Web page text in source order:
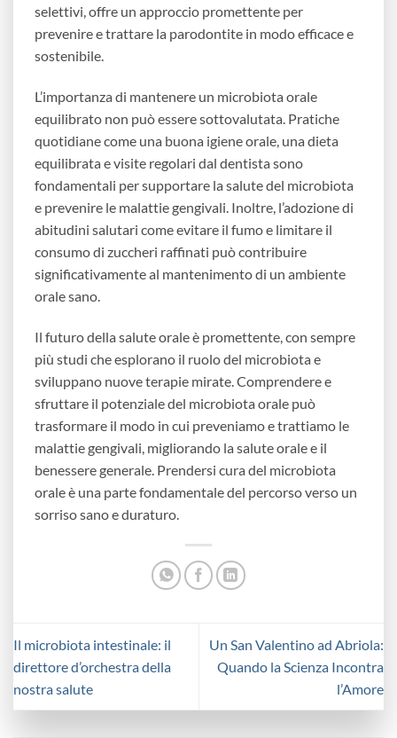
selettivi, offre un approccio promettente per
prevenire e trattare la parodontite in modo efficace e
sostenibile.
L’importanza di mantenere un microbiota orale
equilibrato non può essere sottovalutata. Pratiche
quotidiane come una buona igiene orale, una dieta
equilibrata e visite regolari dal dentista sono
fondamentali per supportare la salute del microbiota
e prevenire le malattie gengivali. Inoltre, l’adozione di
abitudini salutari come evitare il fumo e limitare il
consumo di zuccheri raffinati può contribuire
significativamente al mantenimento di un ambiente
orale sano.
Il futuro della salute orale è promettente, con sempre
più studi che esplorano il ruolo del microbiota e
sviluppano nuove terapie mirate. Comprendere e
sfruttare il potenziale del microbiota orale può
trasformare il modo in cui preveniamo e trattiamo le
malattie gengivali, migliorando la salute orale e il
benessere generale. Prendersi cura del microbiota
orale è una parte fondamentale del percorso verso un
sorriso sano e duraturo.
Il microbiota intestinale: il
direttore d’orchestra della
nostra salute
Un San Valentino ad Abriola:
Quando la Scienza Incontra
l’Amore